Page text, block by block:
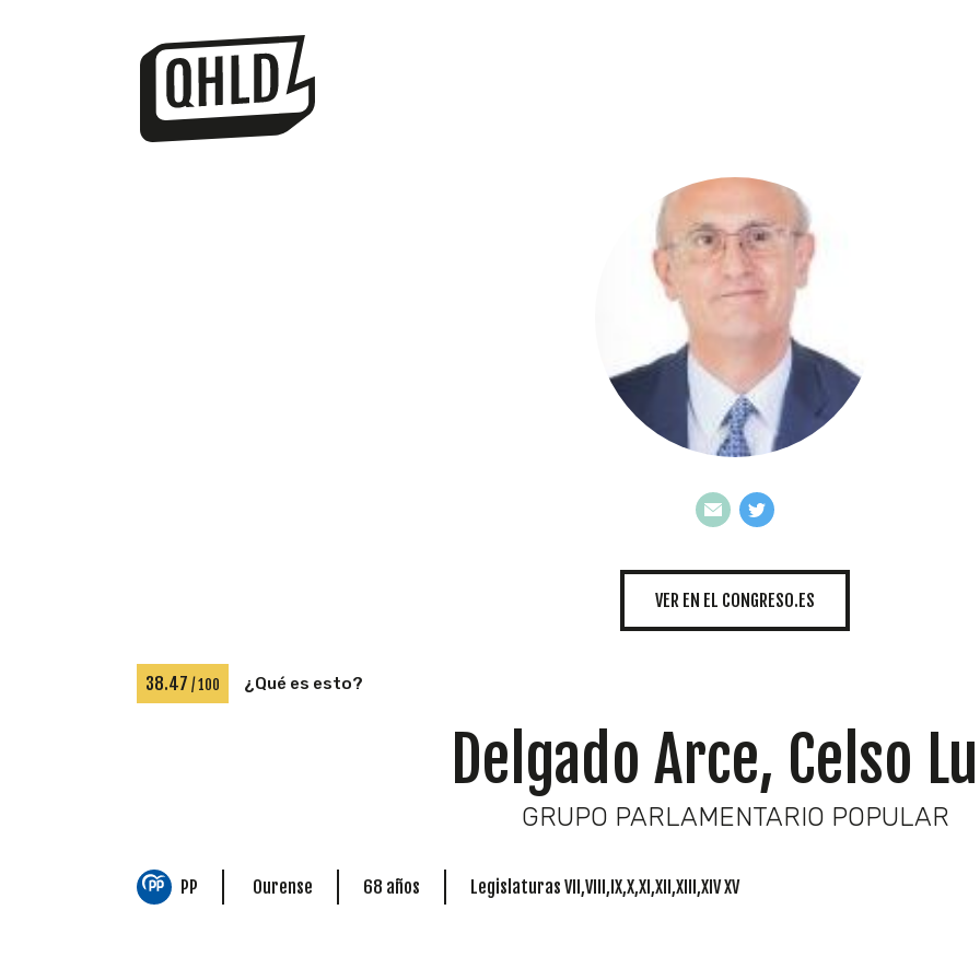
DIPUTADOS
GRUPOS
INICIATIVAS
TEMÁTICAS
VER EN EL CONGRESO.ES
38.47 / 100 ¿Qué es esto?
Delgado Arce, Celso
GRUPO PARLAMENTARIO POPULAR
PP Ourense 68 años Legislaturas VII,VIII,IX,X,XI,XII,XIII,XIV XV